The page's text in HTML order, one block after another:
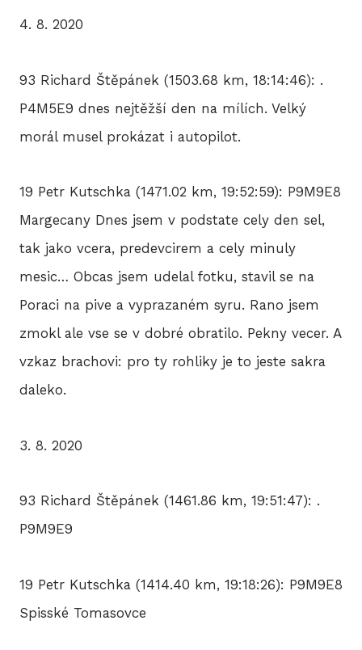
4. 8. 2020
93 Richard Štěpánek (1503.68 km, 18:14:46): .
P4M5E9 dnes nejtěžší den na mílích. Velký
morál musel prokázat i autopilot.
19 Petr Kutschka (1471.02 km, 19:52:59): P9M9E8
Margecany Dnes jsem v podstate cely den sel,
tak jako vcera, predevcirem a cely minuly
mesic… Obcas jsem udelal fotku, stavil se na
Poraci na pive a vyprazaném syru. Rano jsem
zmokl ale vse se v dobré obratilo. Pekny vecer. A
vzkaz brachovi: pro ty rohliky je to jeste sakra
daleko.
3. 8. 2020
93 Richard Štěpánek (1461.86 km, 19:51:47): .
P9M9E9
19 Petr Kutschka (1414.40 km, 19:18:26): P9M9E8
Spisské Tomasovce